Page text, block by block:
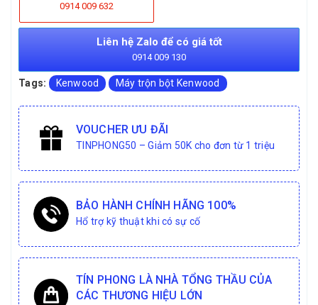
0914 009 632
Liên hệ Zalo để có giá tốt
0914 009 130
Tags: Kenwood Máy trộn bột Kenwood
VOUCHER ƯU ĐÃI
TINPHONG50 – Giảm 50K cho đơn từ 1 triệu
BẢO HÀNH CHÍNH HÃNG 100%
Hổ trợ kỹ thuật khi có sự cố
TÍN PHONG LÀ NHÀ TỔNG THẦU CỦA
CÁC THƯƠNG HIỆU LỚN